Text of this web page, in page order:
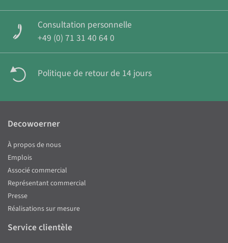
Consultation personnelle
+49 (0) 71 31 40 64 0
Politique de retour de 14 jours
Decowoerner
À propos de nous
Emplois
Associé commercial
Représentant commercial
Presse
Réalisations sur mesure
Service clientèle